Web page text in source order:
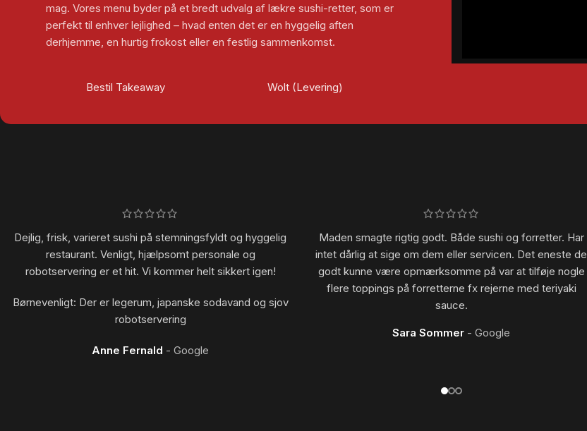
mag. Vores menu byder på et bredt udvalg af lækre sushi-retter, som er
perfekt til enhver lejlighed – hvad enten det er en hyggelig aften
derhjemme, en hurtig frokost eller en festlig sammenkomst.
Bestil Takeaway Wolt (Levering)
Dejlig, frisk, varieret sushi på stemningsfyldt og hyggelig
restaurant. Venligt, hjælpsomt personale og
robotservering er et hit. Vi kommer helt sikkert igen!
Børnevenligt: Der er legerum, japanske sodavand og sjov
robotservering
Anne Fernald Google
Maden smagte rigtig godt. Både sushi og forretter. Har
intet dårlig at sige om dem eller servicen. Det eneste de
godt kunne være opmærksomme på var at tilføje nogle
flere toppings på forretterne fx rejerne med teriyaki
sauce.
Sara Sommer Google